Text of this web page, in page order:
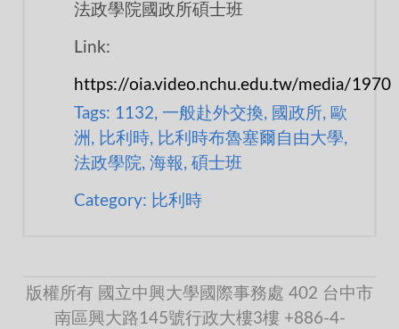
法政學院國政所碩士班
Link:
https://oia.video.nchu.edu.tw/media/1970
Tags: 1132, 一般赴外交換, 國政所, 歐
洲, 比利時, 比利時布魯塞爾自由大學,
法政學院, 海報, 碩士班
Category: 比利時
版權所有 國立中興大學國際事務處 402 台中市
南區興大路145號行政大樓3樓 +886-4-